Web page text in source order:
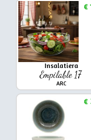
Insalatiera
Empilable 17
ARC
€
€